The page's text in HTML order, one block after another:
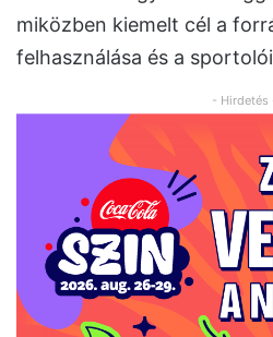
miközben kiemelt cél a
felhasználása és a
- Hirdetés